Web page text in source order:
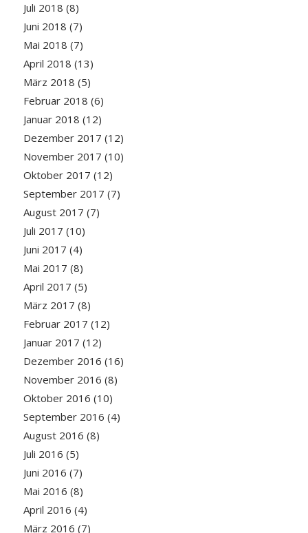
Juli 2018 (8)
Juni 2018 (7)
Mai 2018 (7)
April 2018 (13)
März 2018 (5)
Februar 2018 (6)
Januar 2018 (12)
Dezember 2017 (12)
November 2017 (10)
Oktober 2017 (12)
September 2017 (7)
August 2017 (7)
Juli 2017 (10)
Juni 2017 (4)
Mai 2017 (8)
April 2017 (5)
März 2017 (8)
Februar 2017 (12)
Januar 2017 (12)
Dezember 2016 (16)
November 2016 (8)
Oktober 2016 (10)
September 2016 (4)
August 2016 (8)
Juli 2016 (5)
Juni 2016 (7)
Mai 2016 (8)
April 2016 (4)
März 2016 (7)